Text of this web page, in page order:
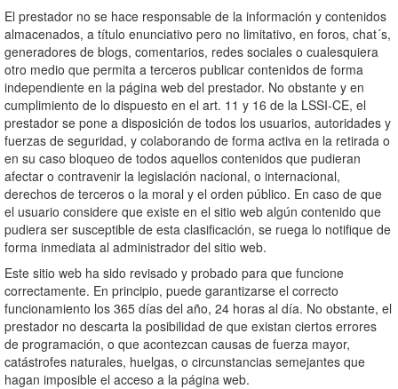
El prestador no se hace responsable de la información y contenidos
almacenados, a título enunciativo pero no limitativo, en foros, chat´s,
generadores de blogs, comentarios, redes sociales o cualesquiera
otro medio que permita a terceros publicar contenidos de forma
independiente en la página web del prestador. No obstante y en
cumplimiento de lo dispuesto en el art. 11 y 16 de la LSSI-CE, el
prestador se pone a disposición de todos los usuarios, autoridades y
fuerzas de seguridad, y colaborando de forma activa en la retirada o
en su caso bloqueo de todos aquellos contenidos que pudieran
afectar o contravenir la legislación nacional, o internacional,
derechos de terceros o la moral y el orden público. En caso de que
el usuario considere que existe en el sitio web algún contenido que
pudiera ser susceptible de esta clasificación, se ruega lo notifique de
forma inmediata al administrador del sitio web.
Este sitio web ha sido revisado y probado para que funcione
correctamente. En principio, puede garantizarse el correcto
funcionamiento los 365 días del año, 24 horas al día. No obstante, el
prestador no descarta la posibilidad de que existan ciertos errores
de programación, o que acontezcan causas de fuerza mayor,
catástrofes naturales, huelgas, o circunstancias semejantes que
hagan imposible el acceso a la página web.